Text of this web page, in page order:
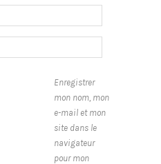
Enregistrer
mon nom, mon
e-mail et mon
site dans le
navigateur
pour mon